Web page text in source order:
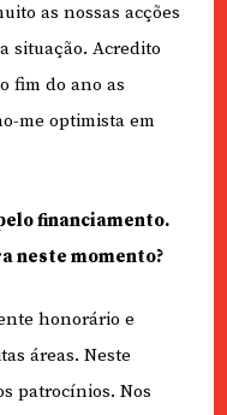
as nossas acções
situação. Acredito
fim do ano as
me optimista em
financiamento.
neste momento?
honorário e
áreas. Neste
patrocínios. Nos